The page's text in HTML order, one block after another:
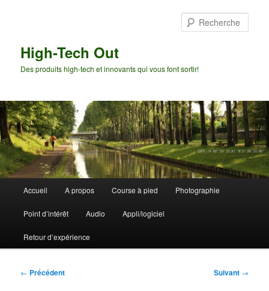
High-Tech Out
Des produits high-tech et innovants qui vous font sortir!
principal
Accueil A propos Course à pied Photographie
Point d’intérêt Audio Appli/logiciel
Retour d’expérience
Navigation
← Précédent Suivant →